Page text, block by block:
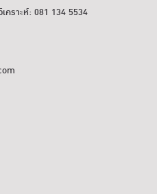
คราะห์: 081 134 5534